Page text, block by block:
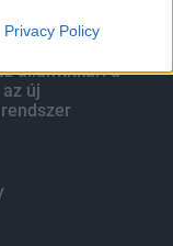
Privacy Policy
államtitkár: a
új